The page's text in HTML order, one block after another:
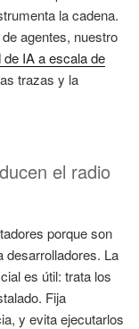
la cadena.
agentes, nuestro
IA a escala de
trazas y la
el radio
porque son
desarrolladores. La
es útil: trata los
Fija
y evita ejecutarlos